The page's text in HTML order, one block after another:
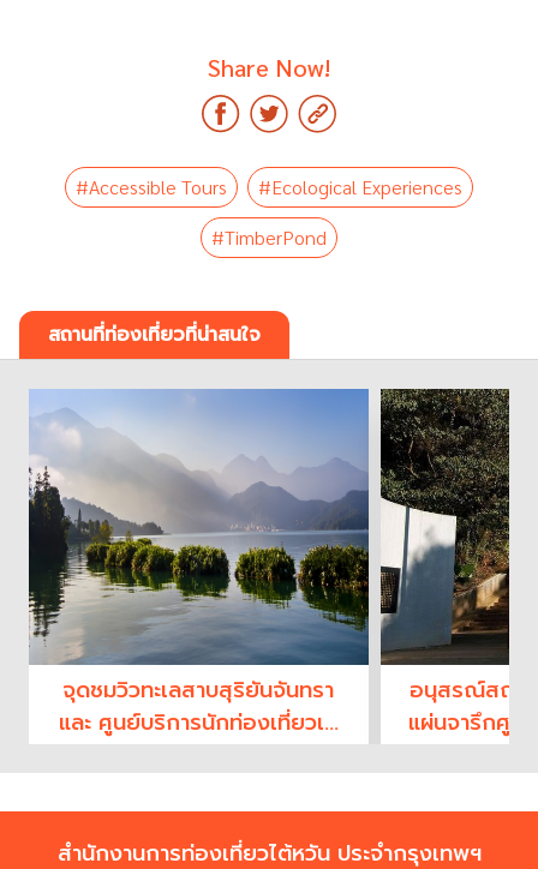
Share Now!
#Accessible Tours
#Ecological Experiences
#TimberPond
สถานที่ท่องเที่ยวที่น่าสนใจ
จุดชมวิวทะเลสาบสุริยันจันทรา
และ ศูนย์บริการนักท่องเที่ยวเซี่
ยงซาน (Sun Moon Lake
Xiangshang Visitor Center)
อนุสรณ์สถา
แผ่นจารึกศูน
Taiwan’s
สำนักงานการท่องเที่ยวไต้หวัน ประจำกรุงเทพฯ